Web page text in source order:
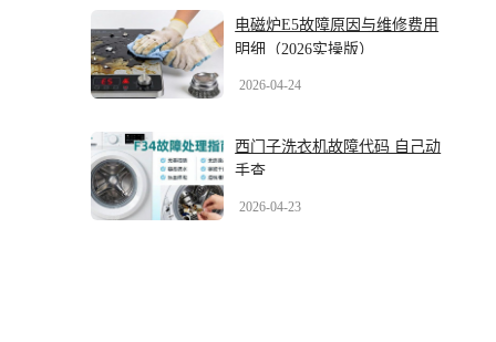
电磁炉E5故障原因与维修费用
明细（2026实操版）
2026-04-24
西门子洗衣机故障代码 自己动
手查
2026-04-23